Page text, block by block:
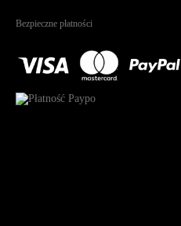
Bezpieczne płatności